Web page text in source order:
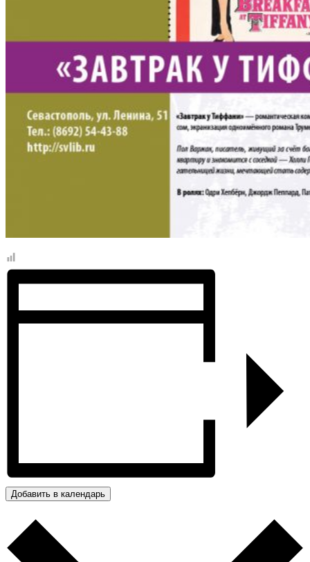
Добавить в календарь